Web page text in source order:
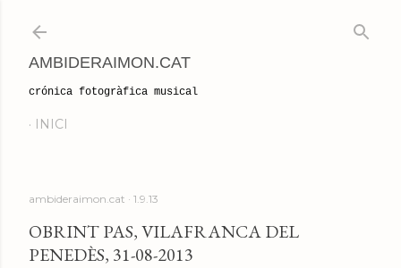
AMBIDERAIMON.CAT
crónica fotogràfica musical
INICI
ambideraimon.cat 1.9.13
OBRINT PAS, VILAFRANCA DEL
PENEDÈS, 31-08-2013